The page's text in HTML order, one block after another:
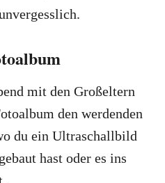
mit den Großeltern
den werdenden
du ein Ultraschallbild
hast oder es ins